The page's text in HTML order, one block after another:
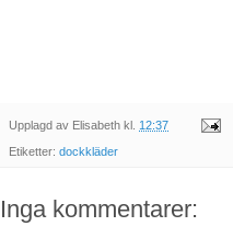
Upplagd av Elisabeth kl. 12:37
Etiketter: dockkläder
Inga kommentarer: